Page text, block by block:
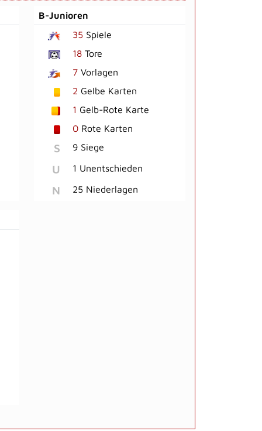
B-Junioren
35 Spiele
18Tore
7Vorlagen
2 Gelbe Karten
1 Gelb-Rote Karte
0Rote Karten
S 9 Siege
U 1 Unentschieden
N 25 Niederlagen